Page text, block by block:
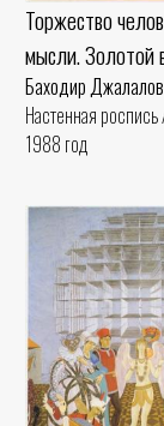
Торжество
мысли. Золотой
Баходир Джалалов
Настенная
1988 год